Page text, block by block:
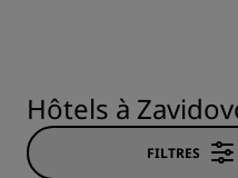
Hôtels à
FILTRES